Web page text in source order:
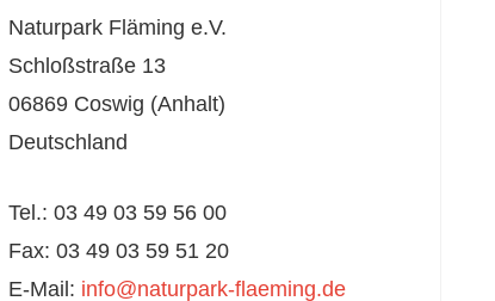
Naturpark Fläming e.V.
Schloßstraße 13
06869 Coswig (Anhalt)
Deutschland
Tel.: 03 49 03 59 56 00
Fax: 03 49 03 59 51 20
E-Mail: info@naturpark-flaeming.de